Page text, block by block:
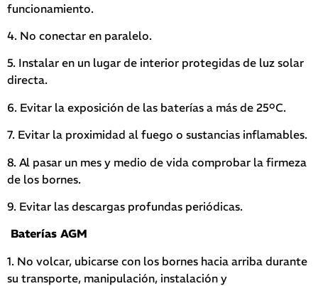
funcionamiento.
4. No conectar en paralelo.
5. Instalar en un lugar de interior protegidas de luz solar
directa.
6. Evitar la exposición de las baterías a más de 25ºC.
7. Evitar la proximidad al fuego o sustancias inflamables.
8. Al pasar un mes y medio de vida comprobar la firmeza
de los bornes.
9. Evitar las descargas profundas periódicas.
Baterías AGM
1. No volcar, ubicarse con los bornes hacia arriba durante
su transporte, manipulación, instalación y